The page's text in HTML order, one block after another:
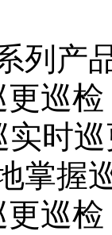
列产
更巡
实时
掌握
更巡